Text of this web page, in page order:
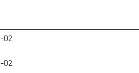
02
02